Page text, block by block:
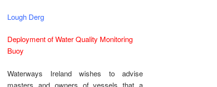
Lough Derg
Deployment of Water Quality Monitoring
Buoy
Waterways Ireland wishes to advise
masters and owners of vessels that a